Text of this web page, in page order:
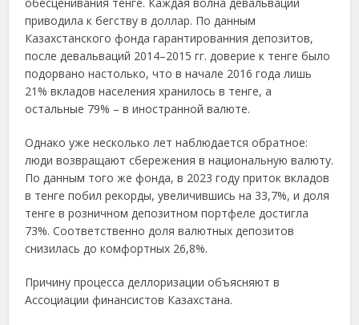
обесценивания тенге. Каждая волна девальвации
приводила к бегству в доллар. По данным
Казахстанского фонда гарантированния депозитов,
после девальваций 2014–2015 гг. доверие к тенге было
подорвано настолько, что в начале 2016 года лишь
21% вкладов населения хранилось в тенге, а
остальные 79% – в иностранной валюте.
Однако уже несколько лет наблюдается обратное:
люди возвращают сбережения в национальную валюту.
По данным того же фонда, в 2023 году приток вкладов
в тенге побил рекорды, увеличившись на 33,7%, и доля
тенге в розничном депозитном портфеле достигла
73%. Соответственно доля валютных депозитов
снизилась до комфортных 26,8%.
Причину процесса деллоризации объясняют в
Ассоциации финансистов Казахстана.